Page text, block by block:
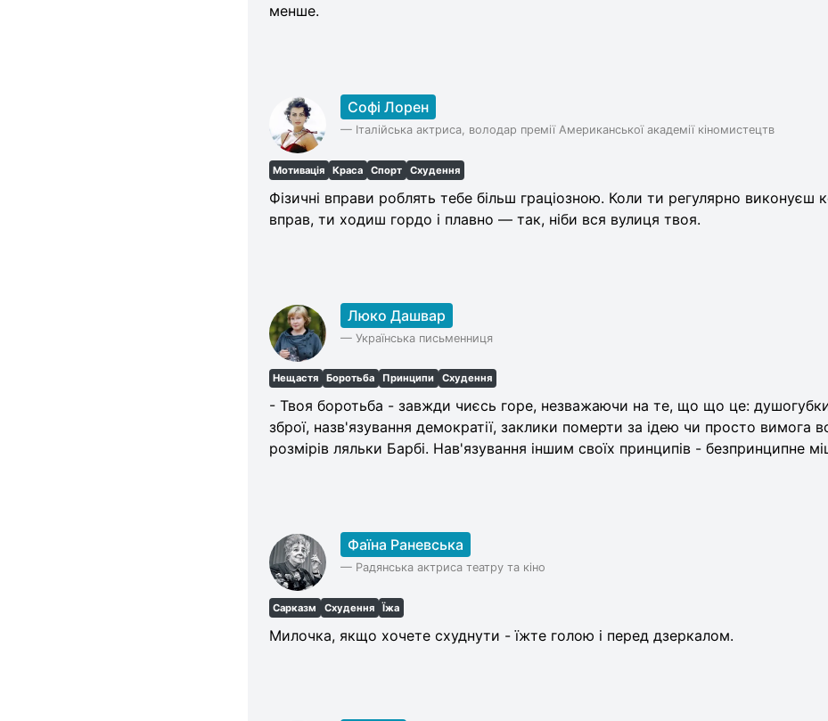
менше.
Софі Лорен
— Італійська актриса, володар премії Американської академії кіномистецтв
Мотивація Краса Спорт Схудення
Фізичні вправи роблять тебе більш граціозною. Коли ти регулярно виконуєш
вправ, ти ходиш гордо і плавно — так, ніби вся вулиця твоя.
Люко Дашвар
— Українська письменниця
Нещастя Боротьба Принципи Схудення
- Твоя боротьба - завжди чиєсь горе, незважаючи на те, що що це:
зброї, назв'язування демократії, заклики померти за ідею чи просто вимога
розмірів ляльки Барбі. Нав'язування іншим своїх принципів - безпринципне
Фаїна Раневська
— Радянська актриса театру та кіно
Сарказм Схудення Їжа
Милочка, якщо хочете схуднути - їжте голою і перед дзеркалом.